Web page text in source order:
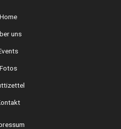
Home
uns
Fotos